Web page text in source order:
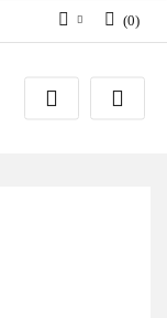
Zaloguj się
Zarejestruj się
(0)